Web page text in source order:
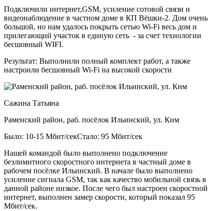
Подключили интернет,GSM, усиление сотовой связи и
видеонаблюдение в частном доме в КП Вёшки-2. Дом очень
большой, но нам удалось покрыть сетью Wi-Fi весь дом и
прилегающий участок в единую сеть - за счет технологии
бесшовный WIFI.
Результат: Выполнили полный комплект работ, а также
настроили бесшовный Wi-Fi на высокой скорости
Сажина Татьяна
Раменский район, раб. посёлок Ильинский, ул. Ким
Было: 10-15 Мбит/секСтало: 95 Мбит/сек
Нашей командой было выполнено подключение
безлимитного скоростного интернета в частный доме в
рабочем посёлке Ильинский. В начале было выполнено
усиление сигнала GSM, так как качество мобильной связь в
данной районе низкое. После чего был настроен скоростной
интернет, выполнен замер скорости, который показал 95
Мбит/сек.